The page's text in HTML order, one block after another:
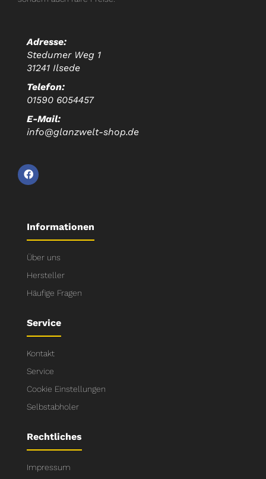
Adresse:
Stedumer Weg 1
31241 Ilsede
Telefon:
01590 6054457
E-Mail:
info@glanzwelt-shop.de
Informationen
Über uns
Hersteller
Häufige Fragen
Service
Kontakt
Service
Cookie Einstellungen
Selbstabholer
Rechtliches
Impressum